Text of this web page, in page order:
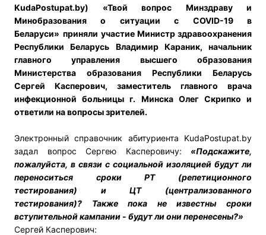
KudaPostupat.by) «Твой вопрос Минздраву и
Минобразования о ситуации c COVID-19 в
Беларуси» приняли участие Министр здравоохранения
Республики Беларусь Владимир Караник, начальник
главного управления высшего образования
Министерства образования Республики Беларусь
Сергей Касперович, заместитель главного врача
инфекционной больницы г. Минска Олег Скрипко и
ответили на вопросы зрителей.
Электронный справочник абитуриента KudaPostupat.by
задал вопрос Сергею Касперовичу: «Подскажите,
пожалуйста, в связи с социальной изоляцией будут ли
переноситься сроки РТ (репетиционного
тестирования) и ЦТ (централизованного
тестирования)? Также пока не известны сроки
вступительной кампании - будут ли они перенесены?»
Сергей Касперович: